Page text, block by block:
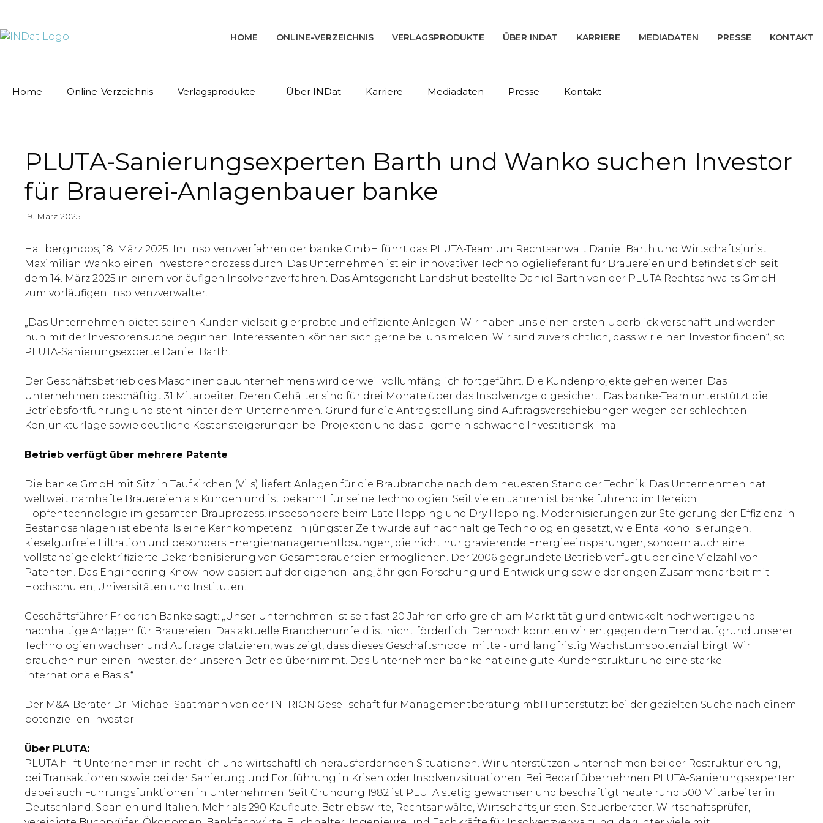
HOME ONLINE-VERZEICHNIS VERLAGSPRODUKTE ÜBER INDAT KARRIERE MEDIADATEN PRESSE KONTAKT
Home Online-Verzeichnis Verlagsprodukte Über INDat Karriere Mediadaten Presse Kontakt
PLUTA-Sanierungsexperten Barth und Wanko suchen Investor
für Brauerei-Anlagenbauer banke
19. März 2025
Hallbergmoos, 18. März 2025. Im Insolvenzverfahren der banke GmbH führt das PLUTA-Team um Rechtsanwalt Daniel Barth und Wirtschaftsjurist
Maximilian Wanko einen Investorenprozess durch. Das Unternehmen ist ein innovativer Technologielieferant für Brauereien und befindet sich seit
dem 14. März 2025 in einem vorläufigen Insolvenzverfahren. Das Amtsgericht Landshut bestellte Daniel Barth von der PLUTA Rechtsanwalts GmbH
zum vorläufigen Insolvenzverwalter.
„Das Unternehmen bietet seinen Kunden vielseitig erprobte und effiziente Anlagen. Wir haben uns einen ersten Überblick verschafft und werden
nun mit der Investorensuche beginnen. Interessenten können sich gerne bei uns melden. Wir sind zuversichtlich, dass wir einen Investor finden“, so
PLUTA-Sanierungsexperte Daniel Barth.
Der Geschäftsbetrieb des Maschinenbauunternehmens wird derweil vollumfänglich fortgeführt. Die Kundenprojekte gehen weiter. Das
Unternehmen beschäftigt 31 Mitarbeiter. Deren Gehälter sind für drei Monate über das Insolvenzgeld gesichert. Das banke-Team unterstützt die
Betriebsfortführung und steht hinter dem Unternehmen. Grund für die Antragstellung sind Auftragsverschiebungen wegen der schlechten
Konjunkturlage sowie deutliche Kostensteigerungen bei Projekten und das allgemein schwache Investitionsklima.
Betrieb verfügt über mehrere Patente
Die banke GmbH mit Sitz in Taufkirchen (Vils) liefert Anlagen für die Braubranche nach dem neuesten Stand der Technik. Das Unternehmen hat
weltweit namhafte Brauereien als Kunden und ist bekannt für seine Technologien. Seit vielen Jahren ist banke führend im Bereich
Hopfentechnologie im gesamten Brauprozess, insbesondere beim Late Hopping und Dry Hopping. Modernisierungen zur Steigerung der Effizienz in
Bestandsanlagen ist ebenfalls eine Kernkompetenz. In jüngster Zeit wurde auf nachhaltige Technologien gesetzt, wie Entalkoholisierungen,
kieselgurfreie Filtration und besonders Energiemanagementlösungen, die nicht nur gravierende Energieeinsparungen, sondern auch eine
vollständige elektrifizierte Dekarbonisierung von Gesamtbrauereien ermöglichen. Der 2006 gegründete Betrieb verfügt über eine Vielzahl von
Patenten. Das Engineering Know-how basiert auf der eigenen langjährigen Forschung und Entwicklung sowie der engen Zusammenarbeit mit
Hochschulen, Universitäten und Instituten.
Geschäftsführer Friedrich Banke sagt: „Unser Unternehmen ist seit fast 20 Jahren erfolgreich am Markt tätig und entwickelt hochwertige und
nachhaltige Anlagen für Brauereien. Das aktuelle Branchenumfeld ist nicht förderlich. Dennoch konnten wir entgegen dem Trend aufgrund unserer
Technologien wachsen und Aufträge platzieren, was zeigt, dass dieses Geschäftsmodel mittel- und langfristig Wachstumspotenzial birgt. Wir
brauchen nun einen Investor, der unseren Betrieb übernimmt. Das Unternehmen banke hat eine gute Kundenstruktur und eine starke
internationale Basis.“
Der M&A-Berater Dr. Michael Saatmann von der INTRION Gesellschaft für Managementberatung mbH unterstützt bei der gezielten Suche nach einem
potenziellen Investor.
Über PLUTA:
PLUTA hilft Unternehmen in rechtlich und wirtschaftlich herausfordernden Situationen. Wir unterstützen Unternehmen bei der Restrukturierung,
bei Transaktionen sowie bei der Sanierung und Fortführung in Krisen oder Insolvenzsituationen. Bei Bedarf übernehmen PLUTA-Sanierungsexperten
dabei auch Führungsfunktionen in Unternehmen. Seit Gründung 1982 ist PLUTA stetig gewachsen und beschäftigt heute rund 500 Mitarbeiter in
Deutschland, Spanien und Italien. Mehr als 290 Kaufleute, Betriebswirte, Rechtsanwälte, Wirtschaftsjuristen, Steuerberater, Wirtschaftsprüfer,